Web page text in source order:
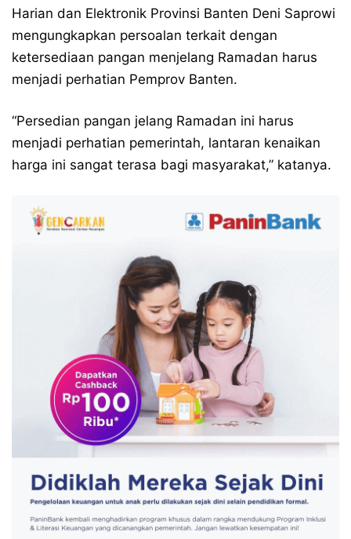
Harian dan Elektronik Provinsi Banten Deni Saprowi
mengungkapkan persoalan terkait dengan
ketersediaan pangan menjelang Ramadan harus
menjadi perhatian Pemprov Banten.
“Persedian pangan jelang Ramadan ini harus
menjadi perhatian pemerintah, lantaran kenaikan
harga ini sangat terasa bagi masyarakat,” katanya.